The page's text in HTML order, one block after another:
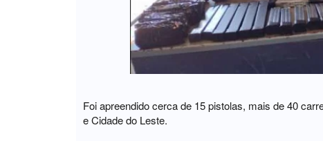
Foi apreendido cerca de 15 pistolas, mais de 40
e Cidade do Leste.